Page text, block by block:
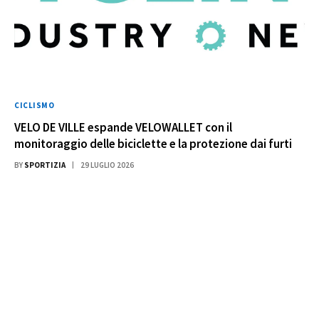
CICLISMO
VELO DE VILLE espande VELOWALLET con il
monitoraggio delle biciclette e la protezione dai furti
BY SPORTIZIA 29 LUGLIO 2026